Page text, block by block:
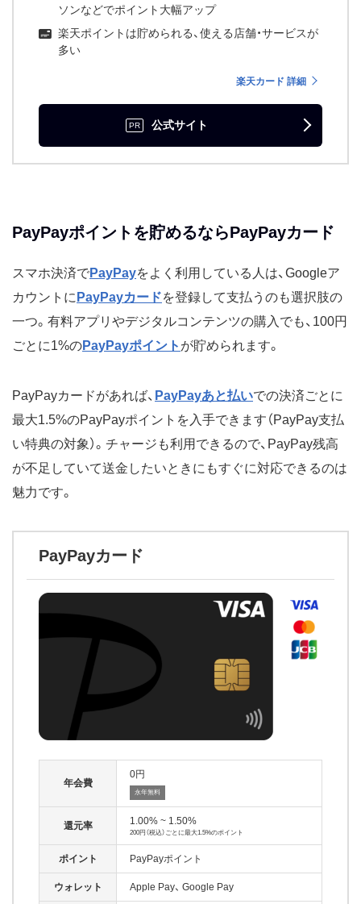
ソンなどでポイント大幅アップ
楽天ポイントは貯められる、使える店舗・サービスが
多い
楽天カード 詳細
公式サイト
PayPayポイントを貯めるならPayPayカード
スマホ決済でPayPayをよく利用している人は、Googleア
カウントに PayPayカードを登録して支払うのも選択肢の
一つ。有料アプリやデジタルコンテンツの購入でも、100円
ごとに1%のPayPayポイント が貯められます。
PayPayカードがあれば、 PayPayあと払いでの決済ごとに
最大1.5%のPayPayポイントを入手できます（PayPay支払
い特典の対象）。チャージも利用できるので、PayPay残高
が不足していて送金したいときにもすぐに対応できるのは
魅力です。
PayPayカード
年会費
0
永年無料
還元率 1.00% ~ 1.50%
200円（税込）ごとに最大1.5%のポイント
ポイント PayPayポイント
ウォレット Apple Pay Google Pay